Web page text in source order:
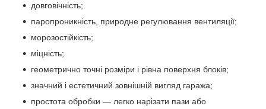
довговічність;
паропроникність, природне регулювання вентиляції;
морозостійкість;
міцність;
геометрично точні розміри і рівна поверхня блоків;
значний і естетичний зовнішній вигляд гаража;
простота обробки — легко нарізати пази або